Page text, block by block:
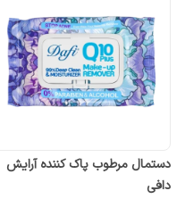
دستمال مرطوب پاک کننده آرایش
دافی